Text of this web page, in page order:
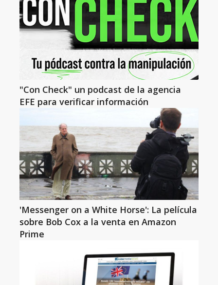
"Con Check" un podcast de la agencia
EFE para verificar información
'Messenger on a White Horse': La película
sobre Bob Cox a la venta en Amazon
Prime